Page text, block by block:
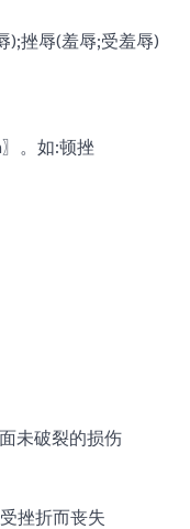
);挫辱(羞辱;受羞辱)
。如:顿挫
未破裂的损伤
挫折而丧失